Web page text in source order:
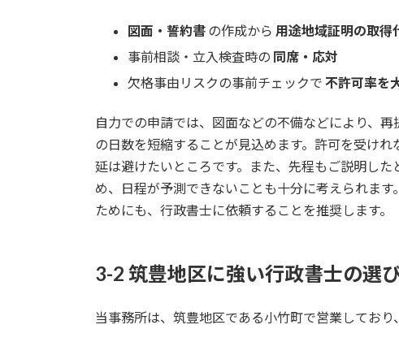
図面・誓約書 の作成から 用途地域証明の取得
事前相談・立入検査時の 同席・応対
欠格事由リスクの事前チェックで 不許可率を
自力での申請では、図面などの不備などにより、
の日数を短縮することが見込めます。許可を受け
延は避けたいところです。また、先程もご説明し
め、日程が予測できないことも十分に考えられま
ためにも、行政書士に依頼することを推奨します。
3-2 筑豊地区に強い行政書士の選
当事務所は、筑豊地区である小竹町で営業してお